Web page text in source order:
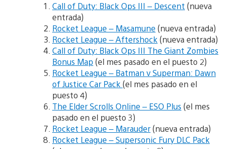
Call of Duty: Black Ops III – Descent (nueva
entrada)
Rocket League – Masamune (nueva entrada)
Rocket League – Aftershock (nueva entrada)
Call of Duty: Black Ops III The Giant Zombies
Bonus Map (el mes pasado en el puesto 2)
Rocket League – Batman v Superman: Dawn
of Justice Car Pack (el mes pasado en el
puesto 4)
The Elder Scrolls Online – ESO Plus (el mes
pasado en el puesto 3)
Rocket League – Marauder(nueva entrada)
Rocket League – Supersonic Fury DLC Pack